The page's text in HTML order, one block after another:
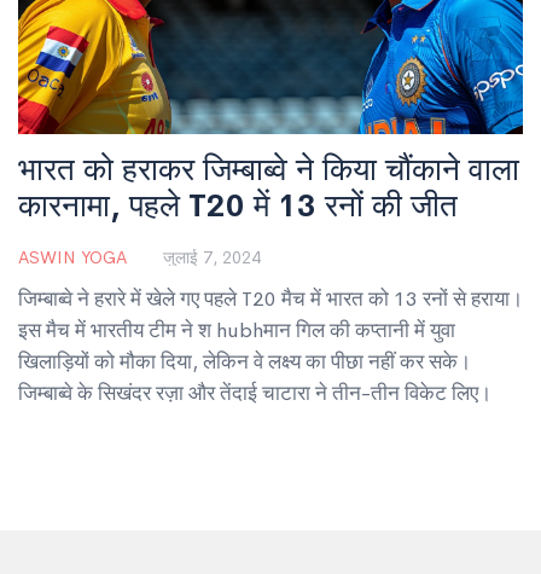
भारत को हराकर जिम्बाब्वे ने किया चौंकाने वाला
कारनामा, पहले T20 में 13 रनों की जीत
ASWIN YOGA जुलाई 7, 2024
जिम्बाब्वे ने हरारे में खेले गए पहले T20 मैच में भारत को 13 रनों से हराया।
इस मैच में भारतीय टीम ने श hubhमान गिल की कप्तानी में युवा
खिलाड़ियों को मौका दिया, लेकिन वे लक्ष्य का पीछा नहीं कर सके।
जिम्बाब्वे के सिखंदर रज़ा और तेंदाई चाटारा ने तीन-तीन विकेट लिए।